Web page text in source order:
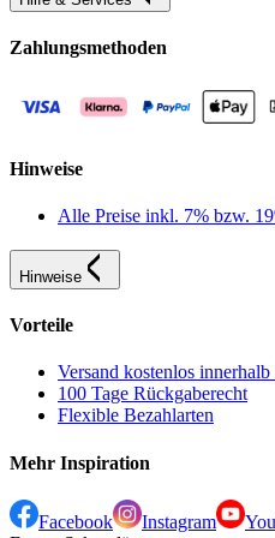
Zahlungsmethoden
Hinweise
Alle Preise inkl. 7% bzw.
Hinweise
Vorteile
Versand kostenlos
100 Tage Rückgaberecht
Flexible Bezahlarten
Mehr Inspiration
Facebook Instagram